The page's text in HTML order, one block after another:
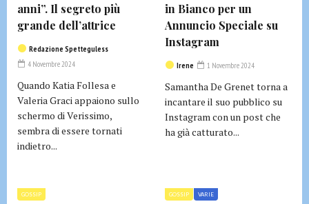
anni”. Il segreto più
grande dell’attrice
Redazione Spetteguless
4 Novembre 2024
Quando Katia Follesa e
Valeria Graci appaiono sullo
schermo di Verissimo,
sembra di essere tornati
indietro...
in Bianco per un
Annuncio Speciale su
Instagram
Irene 1 Novembre 2024
Samantha De Grenet torna a
incantare il suo pubblico su
Instagram con un post che
ha già catturato...
GOSSIP GOSSIP VARIE